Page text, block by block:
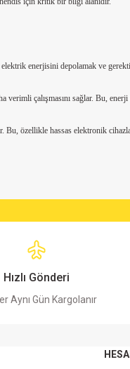
enerjisini depolamak ve
çalışmasını sağlar. Bu,
Bu, özellikle hassas elektronik
Hızlı Gönderi
Aynı Gün Kargolanır